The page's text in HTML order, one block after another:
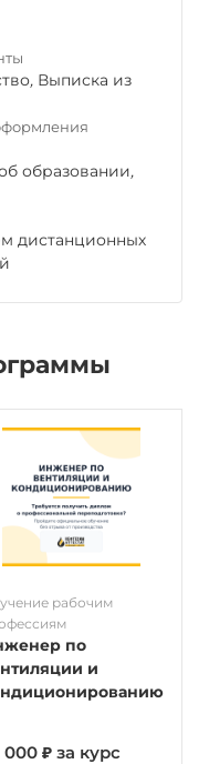
, Выписка из
образовании,
дистанционных
рабочим
по
и
000 ₽ за курс